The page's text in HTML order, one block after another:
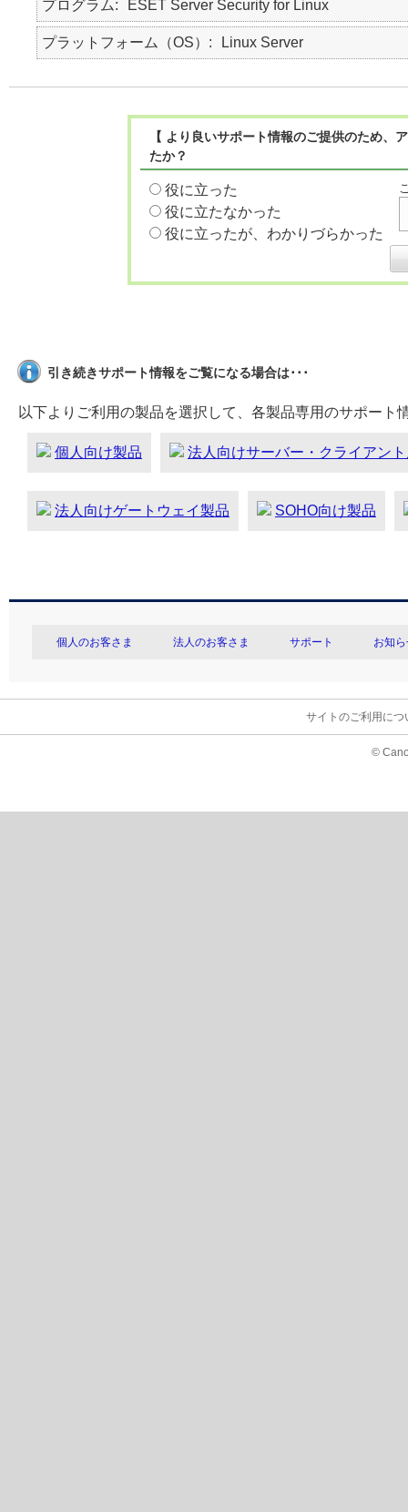
プログラム ESET Server Security for Linux
プラットフォーム（OS） Linux Server
【 より良いサポート情報のご提供のため
たか？
役に立った
役に立たなかった
役に立ったが、わかりづらかった
引き続きサポート情報をご覧になる場合は･･･
以下よりご利用の製品を選択して、各製品専用のサポート
個人向け製品 法人向けサーバー・クライアン
法人向けゲートウェイ製品 SOHO向け製品
個人のお客さま 法人のお客さま サポート お知
サイトのご利用につ
©